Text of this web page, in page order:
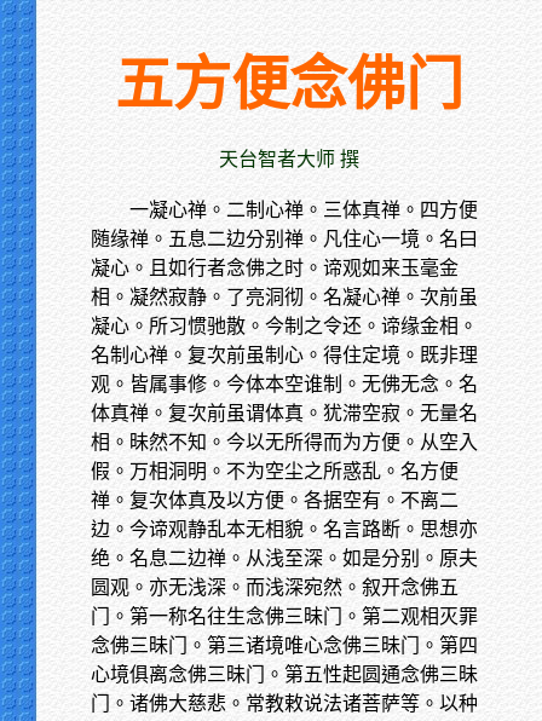
五方便念佛门
天台智者大师 撰
一凝心禅。二制心禅。三体真禅。四方便
随缘禅。五息二边分别禅。凡住心一境。名曰
凝心。且如行者念佛之时。谛观如来玉毫金
相。凝然寂静。了亮洞彻。名凝心禅。次前虽
凝心。所习惯驰散。今制之令还。谛缘金相。
名制心禅。复次前虽制心。得住定境。既非理
观。皆属事修。今体本空谁制。无佛无念。名
体真禅。复次前虽谓体真。犹滞空寂。无量名
相。昧然不知。今以无所得而为方便。从空入
假。万相洞明。不为空尘之所惑乱。名方便
禅。复次体真及以方便。各据空有。不离二
边。今谛观静乱本无相貌。名言路断。思想亦
绝。名息二边禅。从浅至深。如是分别。原夫
圆观。亦无浅深。而浅深宛然。叙开念佛五
门。第一称名往生念佛三昧门。第二观相灭罪
念佛三昧门。第三诸境唯心念佛三昧门。第四
心境俱离念佛三昧门。第五性起圆通念佛三昧
门。诸佛大慈悲。常教敕说法诸菩萨等。以种